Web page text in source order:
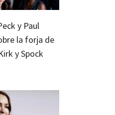
y Paul
la forja de
y Spock